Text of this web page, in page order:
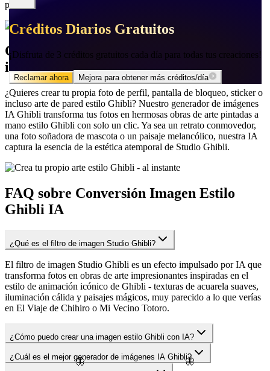
🌸 ✦
🦋 🦋
plataforma o dispositivo.
Crea tu propio arte estilo Ghibli - al
instante
¿Quieres crear tu propia foto de perfil, pantalla de bloqueo, sticker o
incluso arte de pared estilo Ghibli? Nuestro generador de imágenes
IA Ghibli transforma tus fotos en hermosas obras de arte pintadas a
mano estilo Ghibli con solo un clic. Ya sea un retrato conmovedor,
una foto soñadora de mascota o un paisaje melancólico, nuestra IA
captura la esencia de la estética atemporal de Studio Ghibli.
FAQ sobre Conversión Imagen Estilo
Ghibli IA
¿Qué es el filtro de imagen Studio Ghibli?
El filtro de imagen Studio Ghibli es un efecto impulsado por IA que
transforma fotos en obras de arte impresionantes inspiradas en el
estilo de animación icónico de Ghibli - texturas de acuarela suaves,
iluminación cálida y paisajes mágicos, muy parecido a lo que verías
en El Viaje de Chihiro o Mi Vecino Totoro.
¿Cómo puedo crear una imagen estilo Ghibli con IA?
¿Cuál es el mejor generador de imágenes IA Ghibli?
Créditos Diarios Gratuitos
¡Disfruta de 3 créditos gratuitos cada día para todas tus creaciones!
Reclamar ahora Mejora para obtener más créditos/día
Créditos Diarios Gratuitos
¡Disfruta de 3 créditos gratuitos cada día para todas tus creaciones!
Reclamar ahora Mejora para obtener más créditos/día